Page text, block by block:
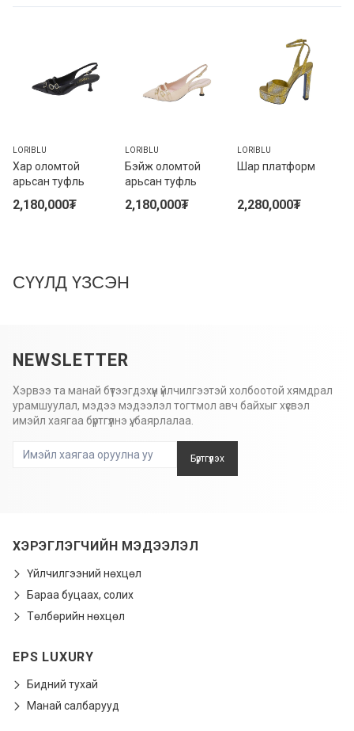
Хар оломтой
арьсан туфль
LORIBLU
2,180,000₮
Бэйж оломтой
арьсан туфль
LORIBLU
2,180,000₮
Шар платформ
LORIBLU
2,280,000₮
СҮҮЛД ҮЗСЭН
NEWSLETTER
Хэрвээ та манай бүтээгдэхүүн үйлчилгээтэй холбоотой хямдрал
урамшуулал, мэдээ мэдээлэл тогтмол авч байхыг хүсвэл
имэйл хаягаа бүртгүүлнэ үү, баярлалаа.
Бүртгүүлэх
ХЭРЭГЛЭГЧИЙН МЭДЭЭЛЭЛ
Үйлчилгээний нөхцөл
Бараа буцаах, солих
Төлбөрийн нөхцөл
EPS LUXURY
Бидний тухай
Манай салбарууд